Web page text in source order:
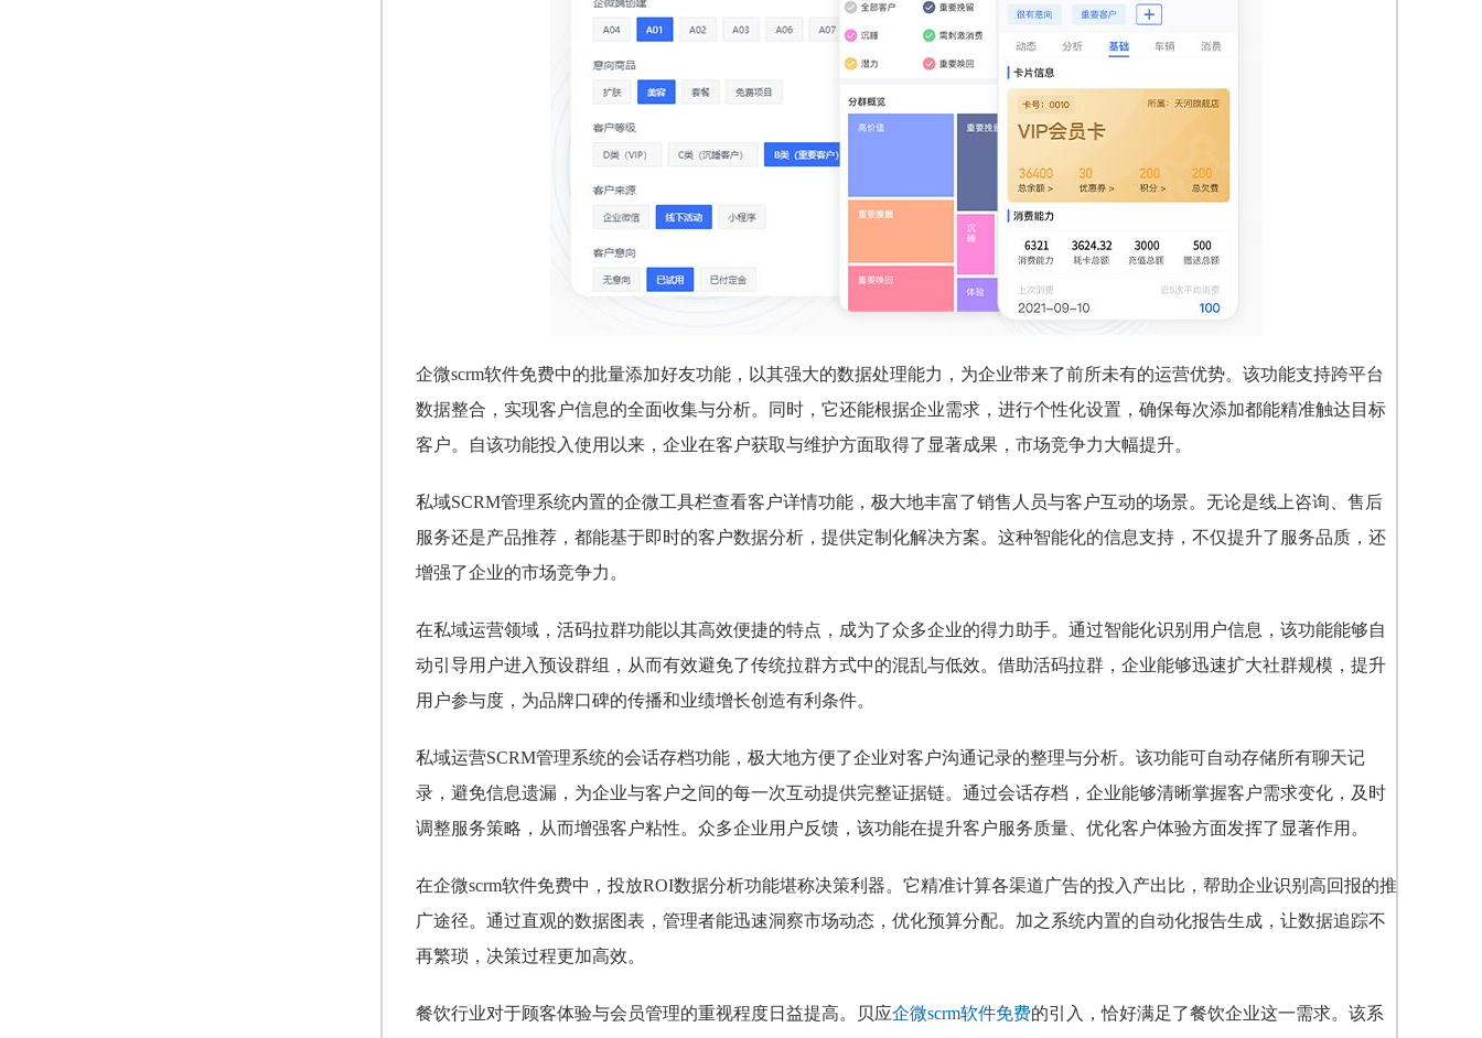
企微scrm软件免费中的批量添加好友功能，以其强大的数据处理能力，为企业带来了前所未有的运营优势。该功能支持跨平台
数据整合，实现客户信息的全面收集与分析。同时，它还能根据企业需求，进行个性化设置，确保每次添加都能精准触达目标
客户。自该功能投入使用以来，企业在客户获取与维护方面取得了显著成果，市场竞争力大幅提升。
私域SCRM管理系统内置的企微工具栏查看客户详情功能，极大地丰富了销售人员与客户互动的场景。无论是线上咨询、售后
服务还是产品推荐，都能基于即时的客户数据分析，提供定制化解决方案。这种智能化的信息支持，不仅提升了服务品质，还
增强了企业的市场竞争力。
在私域运营领域，活码拉群功能以其高效便捷的特点，成为了众多企业的得力助手。通过智能化识别用户信息，该功能能够自
动引导用户进入预设群组，从而有效避免了传统拉群方式中的混乱与低效。借助活码拉群，企业能够迅速扩大社群规模，提升
用户参与度，为品牌口碑的传播和业绩增长创造有利条件。
私域运营SCRM管理系统的会话存档功能，极大地方便了企业对客户沟通记录的整理与分析。该功能可自动存储所有聊天记
录，避免信息遗漏，为企业与客户之间的每一次互动提供完整证据链。通过会话存档，企业能够清晰掌握客户需求变化，及时
调整服务策略，从而增强客户粘性。众多企业用户反馈，该功能在提升客户服务质量、优化客户体验方面发挥了显著作用。
在企微scrm软件免费中，投放ROI数据分析功能堪称决策利器。它精准计算各渠道广告的投入产出比，帮助企业识别高回报的推
广途径。通过直观的数据图表，管理者能迅速洞察市场动态，优化预算分配。加之系统内置的自动化报告生成，让数据追踪不
再繁琐，决策过程更加高效。
餐饮行业对于顾客体验与会员管理的重视程度日益提高。贝应企微scrm软件免费的引入，恰好满足了餐饮企业这一需求。该系